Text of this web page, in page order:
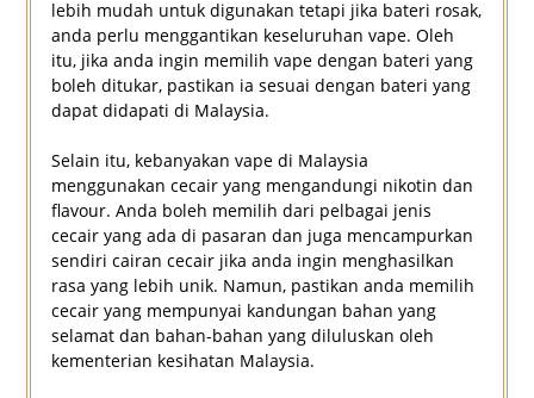
lebih mudah untuk digunakan tetapi jika bateri rosak,
anda perlu menggantikan keseluruhan vape. Oleh
itu, jika anda ingin memilih vape dengan bateri yang
boleh ditukar, pastikan ia sesuai dengan bateri yang
dapat didapati di Malaysia.
Selain itu, kebanyakan vape di Malaysia
menggunakan cecair yang mengandungi nikotin dan
flavour. Anda boleh memilih dari pelbagai jenis
cecair yang ada di pasaran dan juga mencampurkan
sendiri cairan cecair jika anda ingin menghasilkan
rasa yang lebih unik. Namun, pastikan anda memilih
cecair yang mempunyai kandungan bahan yang
selamat dan bahan-bahan yang diluluskan oleh
kementerian kesihatan Malaysia.